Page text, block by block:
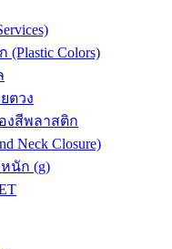
Colors)
ตวง
งสีพลาสติก
Neck Closure)
หนัก (g)